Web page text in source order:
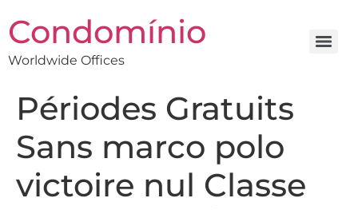
Condomínio
Worldwide Offices
Périodes Gratuits
Sans marco polo
victoire nul Classe